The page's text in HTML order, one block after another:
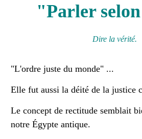
"Parler
Dire la vérité.
"L'ordre juste du monde" ...
Elle fut aussi la déité de la justice
Le concept de rectitude semblait
notre Égypte antique.